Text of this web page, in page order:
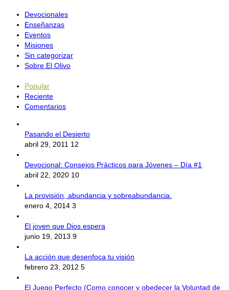
Devocionales
Enseñanzas
Eventos
Misiones
Sin categorizar
Sobre El Olivo
Popular
Reciente
Comentarios
Pasando el Desierto
abril 29, 2011 12
Devocional: Consejos Prácticos para Jóvenes – Día #1
abril 22, 2020 10
La provisión, abundancia y sobreabundancia.
enero 4, 2014 3
El joven que Dios espera
junio 19, 2013 9
La acción que desenfoca tu visión
febrero 23, 2012 5
El Juego Perfecto (Como conocer y obedecer la Voluntad de